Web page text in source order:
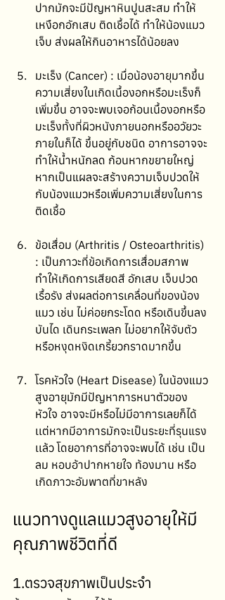
ปากมักจะมีปัญหาหินปูนสะสม ทำให้
เหงือกอักเสบ ติดเชื้อได้ ทำให้น้องแมว
เจ็บ ส่งผลให้กินอาหารได้น้อยลง
มะเร็ง (Cancer) : เมื่อน้องอายุมากขึ้น
ความเสี่ยงในเกิดเนื้องอกหรือมะเร็งก็
เพิ่มขึ้น อาจจะพบเจอก้อนเนื้องอกหรือ
มะเร็งทั้งที่ผิวหนังภายนอกหรืออวัยวะ
ภายในก็ได้ ขึ้นอยู่กับชนิด อาการอาจจะ
ทำให้น้ำหนักลด ก้อนหากขยายใหญ่
หากเป็นแผลจะสร้างความเจ็บปวดให้
กับน้องแมวหรือเพิ่มความเสี่ยงในการ
ติดเชื้อ
ข้อเสื่อม (Arthritis / Osteoarthritis)
: เป็นภาวะที่ข้อเกิดการเสื่อมสภาพ
ทำให้เกิดการเสียดสี อักเสบ เจ็บปวด
เรื้อรัง ส่งผลต่อการเคลื่อนที่ของน้อง
แมว เช่น ไม่ค่อยกระโดด หรือเดินขึ้นลง
บันได เดินกระเพลก ไม่อยากให้จับตัว
หรือหงุดหงิดเกรี้ยวกราดมากขึ้น
โรคหัวใจ (Heart Disease) ในน้องแมว
สูงอายุมักมีปัญหาการหนาตัวของ
หัวใจ อาจจะมีหรือไม่มีอาการเลยก็ได้
เเต่หากมีอาการมักจะเป็นระยะที่รุนแรง
เเล้ว โดยอาการที่อาจจะพบได้ เช่น เป็น
ลม หอบอ้าปากหายใจ ท้องมาน หรือ
เกิดภาวะอัมพาตที่ขาหลัง
แนวทางดูแลแมวสูงอายุให้มี
คุณภาพชีวิตที่ดี
1.ตรวจสุขภาพเป็นประจำ